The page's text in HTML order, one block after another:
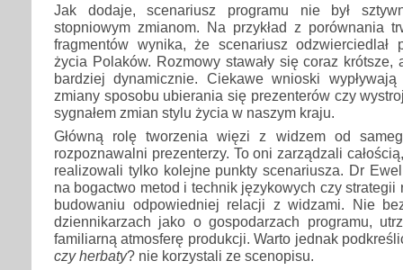
Jak dodaje, scenariusz programu nie był
stopniowym zmianom. Na przykład z porównania
fragmentów wynika, że scenariusz odzwierciedlał
życia Polaków. Rozmowy stawały się coraz krótsze,
bardziej dynamicznie. Ciekawe wnioski
zmiany sposobu ubierania się prezenterów czy
sygnałem zmian stylu życia w naszym kraju.
Główną rolę tworzenia więzi z widzem od
rozpoznawalni prezenterzy. To oni zarządzali
realizowali tylko kolejne punkty scenariusza. Dr
na bogactwo metod i technik językowych czy strategii
budowaniu odpowiedniej relacji z widzami. Nie
dziennikarzach jako o gospodarzach programu,
familiarną atmosferę produkcji. Warto jednak
czy herbaty? nie korzystali ze scenopisu.